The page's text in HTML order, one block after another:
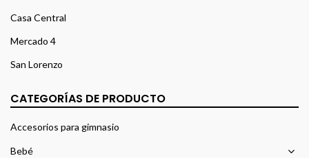
Casa Central
Mercado 4
San Lorenzo
CATEGORÍAS DE PRODUCTO
Accesorios para gimnasio
Bebé